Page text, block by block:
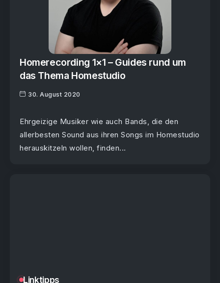
Homerecording 1×1 – Guides rund um
das Thema Homestudio
30. August 2020
Ehrgeizige Musiker wie auch Bands, die den
allerbesten Sound aus ihren Songs im Homestudio
herauskitzeln wollen, finden...
Linktipps